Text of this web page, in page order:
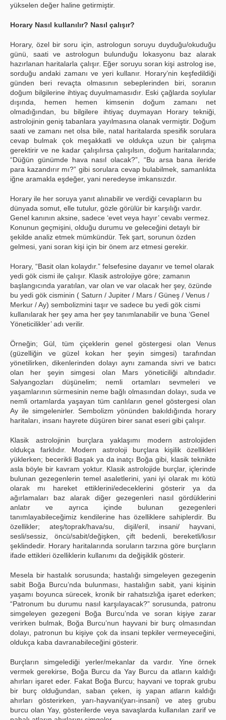
yükselen değer haline getirmiştir.
Horary Nasıl kullanılır? Nasıl çalışır?
Horary, özel bir soru için, astrologun soruyu duyduğu/okuduğu
günü, saati ve astrologun bulunduğu lokasyonu baz alarak
hazırlanan haritalarla çalışır. Eğer soruyu soran kişi astrolog ise,
sorduğu andaki zamanı ve yeri kullanır. Horary’nin keşfedildiği
günden beri revaçta olmasının sebeplerinden biri, soranın
doğum bilgilerine ihtiyaç duyulmamasıdır. Eski çağlarda soylular
dışında, hemen hemen kimsenin doğum zamanı net
olmadığından, bu bilgilere ihtiyaç duymayan Horary tekniği,
astrolojinin geniş tabanlara yayılmasına olanak vermiştir. Doğum
saati ve zamanı net olsa bile, natal haritalarda spesifik sorulara
cevap bulmak çok meşakkatli ve oldukça uzun bir çalışma
gerektirir ve ne kadar çalışılırsa çalışılsın, doğum haritalarında;
“Düğün günümde hava nasıl olacak?”, “Bu arsa bana ileride
para kazandırır mı?” gibi sorulara cevap bulabilmek, samanlıkta
iğne aramakla eşdeğer, yani neredeyse imkansızdır.
Horary ile her soruya yanıt alınabilir ve verdiği cevapların bu
dünyada somut, elle tutulur, gözle görülür bir karşılığı vardır.
Genel kanının aksine, sadece ‘evet veya hayır’ cevabı vermez.
Konunun geçmişini, olduğu durumu ve geleceğini detaylı bir
şekilde analiz etmek mümkündür. Tek şart, sorunun özden
gelmesi, yani soran kişi için bir önem arz etmesi gerekir.
Horary, “Basit olan kolaydır.” felsefesine dayanır ve temel olarak
yedi gök cismi ile çalışır. Klasik astrolojiye göre; zamanın
başlangıcında yaratılan, var olan ve var olacak her şey, özünde
bu yedi gök cisminin ( Saturn / Jupiter / Mars / Güneş / Venus /
Merkur / Ay) sembolizmini taşır ve sadece bu yedi gök cismi
kullanılarak her şey ama her şey tanımlanabilir ve buna ‘Genel
Yöneticilikler’ adı verilir.
Örneğin; Gül, tüm çiçeklerin genel göstergesi olan Venus
(güzelliğin ve güzel kokan her şeyin simgesi) tarafından
yönetilirken, dikenlerinden dolayı aynı zamanda sivri ve batıcı
olan her şeyin simgesi olan Mars yöneticiliği altındadır.
Salyangozları düşünelim; nemli ortamları sevmeleri ve
yaşamlarının sürmesinin neme bağlı olmasından dolayı, suda ve
nemli ortamlarda yaşayan tüm canlıların genel göstergesi olan
Ay ile simgelenirler. Sembolizm yönünden bakıldığında horary
haritaları, insanı hayrete düşüren birer sanat eseri gibi çalışır.
Klasik astrolojinin burçlara yaklaşımı modern astrolojiden
oldukça farklıdır. Modern astroloji burçlara kişilik özellikleri
yüklerken; becerikli Başak ya da inatçı Boğa gibi, klasik teknikte
asla böyle bir kavram yoktur. Klasik astrolojide burçlar, içlerinde
bulunan gezegenlerin temel asaletlerini, yani iyi olarak mı kötü
olarak mı hareket ettiklerini/edeceklerini gösterir ya da
ağırlamaları baz alarak diğer gezegenleri nasıl gördüklerini
anlatır ve ayrıca içinde bulunan gezegenleri
tanımlayabileceğimiz kendilerine has özelliklere sahiplerdir. Bu
özellikler; ateş/toprak/hava/su, dişil/eril, insani/ hayvani,
sesli/sessiz, öncü/sabit/değişken, çift bedenli, bereketli/kısır
şeklindedir. Horary haritalarında soruların tarzına göre burçların
ifade ettikleri özelliklerin kullanımı da değişiklik gösterir.
Mesela bir hastalık sorusunda; hastalığı simgeleyen gezegenin
sabit Boğa Burcu’nda bulunması, hastalığın sabit, yani kişinin
yaşamı boyunca sürecek, kronik bir rahatsızlığa işaret ederken;
“Patronum bu durumu nasıl karşılayacak?” sorusunda, patronu
simgeleyen gezegeni Boğa Burcu’nda ve soran kişiye zarar
verirken bulmak, Boğa Burcu’nun hayvani bir burç olmasından
dolayı, patronun bu kişiye çok da insani tepkiler vermeyeceğini,
oldukça kaba davranabileceğini gösterir.
Burçların simgelediği yerler/mekanlar da vardır. Yine örnek
vermek gerekirse, Boğa Burcu da Yay Burcu da atların kaldığı
ahırları işaret eder. Fakat Boğa Burcu; hayvani ve toprak grubu
bir burç olduğundan, saban çeken, iş yapan atların kaldığı
ahırları gösterirken, yarı-hayvani(yarı-insani) ve ateş grubu
burcu olan Yay, gösterilerde veya savaşlarda kullanılan zarif ve